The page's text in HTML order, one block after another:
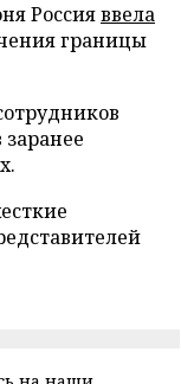
Россияввела
границы